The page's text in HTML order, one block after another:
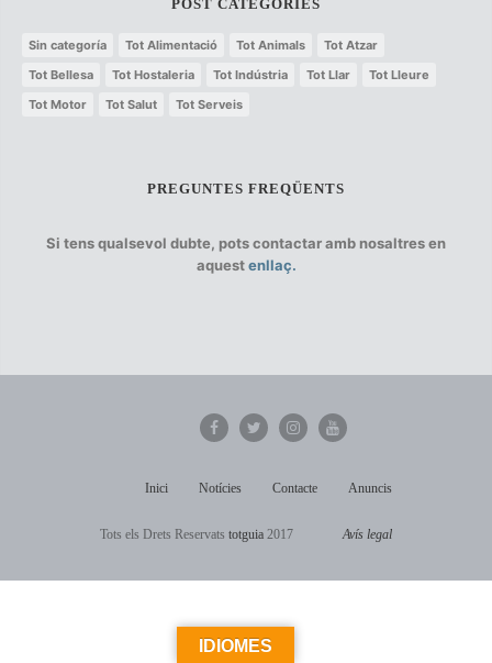
POST CATEGORIES
Sin categoría Tot Alimentació Tot Animals
Tot Atzar
Tot Bellesa
Tot Hostaleria Tot Indústria Tot Llar
Tot Lleure
Tot Motor
Tot Salut Tot Serveis
PREGUNTES FREQÜENTS
Si tens qualsevol dubte, pots contactar amb nosaltres en
aquestenllaç.
Inici Notícies Contacte Anuncis
Tots els Drets Reservats totguia 2017 Avís legal
IDIOMES